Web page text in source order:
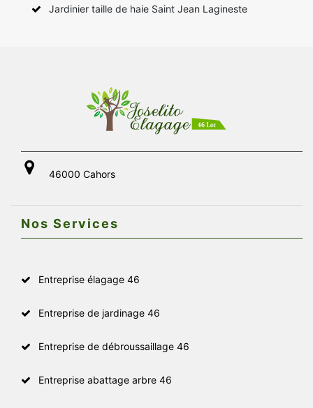
Jardinier taille de haie Saint Jean Lagineste
46000 Cahors
Nos Services
Entreprise élagage 46
Entreprise de jardinage 46
Entreprise de débroussaillage 46
Entreprise abattage arbre 46